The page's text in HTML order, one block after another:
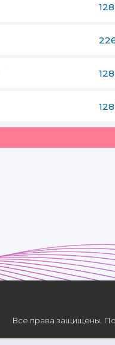
Все права защищены.